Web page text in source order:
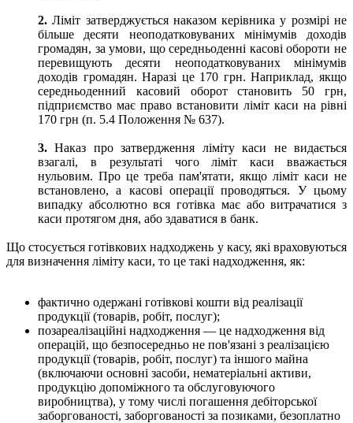
2.Ліміт затверджується наказом керівника у розмірі не
більше десяти неоподатковуваних мінімумів доходів
громадян, за умови, що середньоденні касові обороти не
перевищують десяти неоподатковуваних мінімумів
доходів громадян. Наразі це 170 грн. Наприклад, якщо
середньоденний касовий оборот становить 50 грн,
підприємство має право встановити ліміт каси на рівні
170 грн (п. 5.4 Положення № 637).
3. Наказ про затвердження ліміту каси не видається
взагалі, в результаті чого ліміт каси вважається
нульовим. Про це треба пам'ятати, якщо ліміт каси не
встановлено, а касові операції проводяться. У цьому
випадку абсолютно вся готівка має або витрачатися з
каси протягом дня, або здаватися в банк.
Що стосується готівкових надходжень у касу, які враховуються
для визначення ліміту каси, то це такі надходження, як:
фактично одержані готівкові кошти від реалізації
продукції (товарів, робіт, послуг);
позареалізаційні надходження — це надходження від
операцій, що безпосередньо не пов'язані з реалізацією
продукції (товарів, робіт, послуг) та іншого майна
(включаючи основні засоби, нематеріальні активи,
продукцію допоміжного та обслуговуючого
виробництва), у тому числі погашення дебіторської
заборгованості, заборгованості за позиками, безоплатно